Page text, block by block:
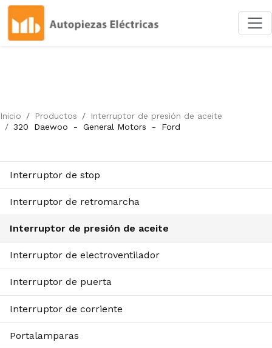
Inicio Productos
Interruptor de presión de aceite
320
Daewoo - General Motors - Ford
Interruptor de stop
Interruptor de retromarcha
Interruptor de presión de aceite
Interruptor de electroventilador
Interruptor de puerta
Interruptor de corriente
Portalamparas